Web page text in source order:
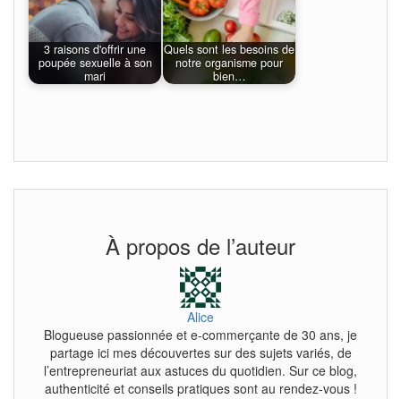
3 raisons d'offrir une
poupée sexuelle à son
mari
Quels sont les besoins de
notre organisme pour
bien…
À propos de l’auteur
Alice
Blogueuse passionnée et e-commerçante de 30 ans, je
partage ici mes découvertes sur des sujets variés, de
l’entrepreneuriat aux astuces du quotidien. Sur ce blog,
authenticité et conseils pratiques sont au rendez-vous !